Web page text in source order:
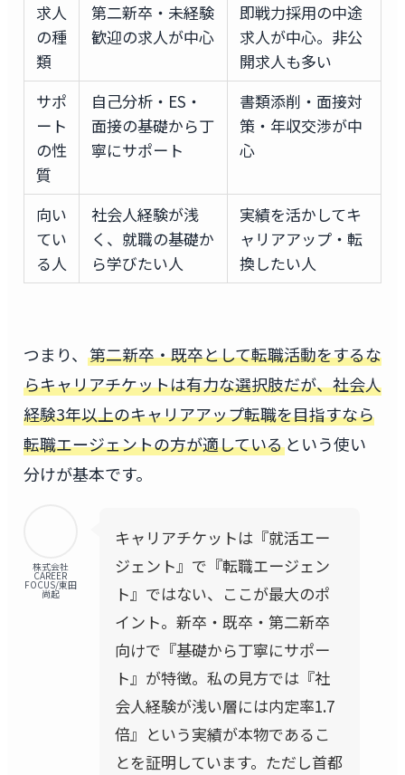
求人
の種
類
第二新卒・未経験
歓迎の求人が中心
即戦力採用の中途
求人が中心。非公
開求人も多い
サポ
ート
の性
質
自己分析・ES・
面接の基礎から丁
寧にサポート
書類添削・面接対
策・年収交渉が中
心
向い
てい
る人
社会人経験が浅
く、就職の基礎か
ら学びたい人
実績を活かしてキ
ャリアアップ・転
換したい人
つまり、 第二新卒・既卒として転職活動をするな
らキャリアチケットは有力な選択肢だが、社会人
経験3年以上のキャリアアップ転職を目指すなら
転職エージェントの方が適しているという使い
分けが基本です。
株式会社
CAREER
FOCUS/東田
尚起
キャリアチケットは『就活エー
ジェント』で『転職エージェン
ト』ではない、ここが最大のポ
イント。新卒・既卒・第二新卒
向けで『基礎から丁寧にサポー
ト』が特徴。私の見方では『社
会人経験が浅い層には内定率1.7
倍』という実績が本物であるこ
とを証明しています。ただし首都